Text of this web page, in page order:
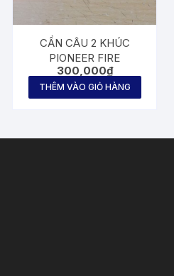
CẦN CÂU 2 KHÚC
PIONEER FIRE
300,000₫
THÊM VÀO GIỎ HÀNG